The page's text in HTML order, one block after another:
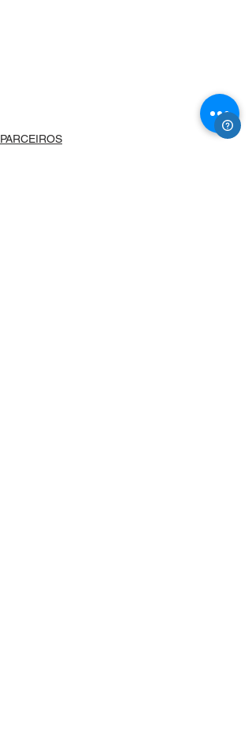
PARCEIROS